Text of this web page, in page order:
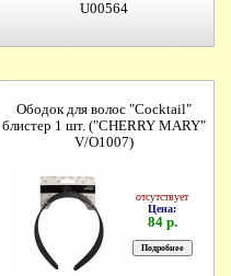
U00564
Ободок для волос "Cocktail"
блистер 1 шт. ("CHERRY MARY"
V/O1007)
отсутствует
Цена:
84 р.